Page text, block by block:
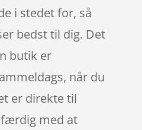
i stedet for, så
bedst til dig. Det
butik er
når du
er direkte til
med at